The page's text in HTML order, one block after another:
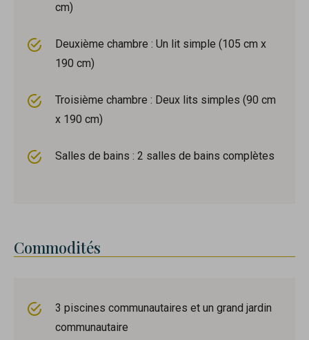
cm)
Deuxième chambre : Un lit simple (105 cm x
190 cm)
Troisième chambre : Deux lits simples (90 cm
x 190 cm)
Salles de bains : 2 salles de bains complètes
Commodités
3 piscines communautaires et un grand jardin
communautaire